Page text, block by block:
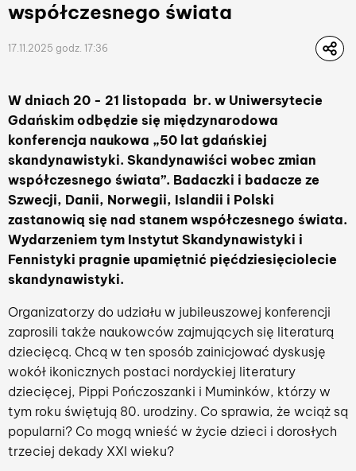
współczesnego świata
17.11.2025 godz. 17:36
W dniach 20 - 21 listopada br. w Uniwersytecie
Gdańskim odbędzie się międzynarodowa
konferencja naukowa „50 lat gdańskiej
skandynawistyki. Skandynawiści wobec zmian
współczesnego świata”. Badaczki i badacze ze
Szwecji, Danii, Norwegii, Islandii i Polski
zastanowią się nad stanem współczesnego świata.
Wydarzeniem tym Instytut Skandynawistyki i
Fennistyki pragnie upamiętnić pięćdziesięciolecie
skandynawistyki.
Organizatorzy do udziału w jubileuszowej konferencji
zaprosili także naukowców zajmujących się literaturą
dziecięcą. Chcą w ten sposób zainicjować dyskusję
wokół ikonicznych postaci nordyckiej literatury
dziecięcej, Pippi Pończoszanki i Muminków, którzy w
tym roku świętują 80. urodziny. Co sprawia, że wciąż są
popularni? Co mogą wnieść w życie dzieci i dorosłych
trzeciej dekady XXI wieku?